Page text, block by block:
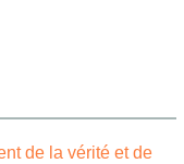
de la vérité et de